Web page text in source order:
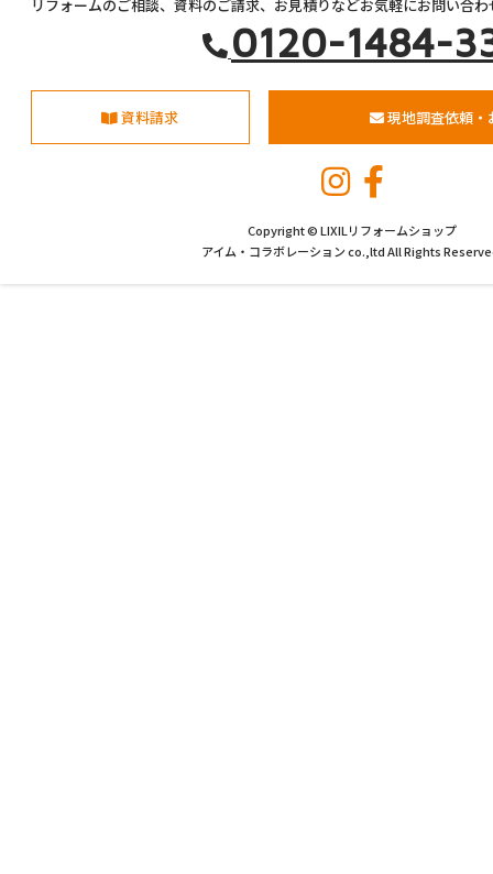
リフォームのご相談、資料のご請求、お見積りなどお気軽にお問い合
0120-1484-
資料請求 現地調査依頼・
Copyright © LIXILリフォームショップ
アイム・コラボレーション co.,ltd All Rights